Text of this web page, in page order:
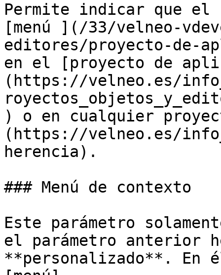
Permite indicar que el
[menú ](/33/velneo-
editores/proyecto-de-
en el [proyecto de
(https://velneo.es/
) o en cualquier
(https://velneo.es/
herencia).
### Menú de contexto
Este parámetro
el parámetro anterior
**personalizado**. En